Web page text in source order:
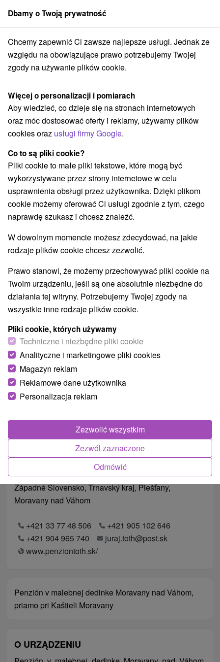
członek grupySorger
kraj Moravany nad Váhom Penzión Tóth Moravany nad Váhom
Penzión Tóth Moravany nad Váhom
Moravany nad Váhom
REZERWACJA I WYBÓR OFERTY
Skontaktuj się bezpośrednio z właścicielem.
Przejdź do lokalizacji
O URZĄDZENIA SPRZĘT
Lokalizacja
Západné Slovensko, Trnavský kraj, Piešťany,
Moravany nad Váhom
+421 33 77 48 506
+421 905 102 646
+421 904 965 740
juraj.toth@post.sk
www.penziontoth.sk/
Penzión v malebnej dedinke Moravany nad Váhom,
priamo pri Kaštieli Moravany
O URZĄDZENIU
Dbamy o Twoją prywatność
Chcemy zapewnić Ci zawsze najlepsze usługi. Jednak ze
względu na obowiązujące prawo potrzebujemy Twojej
zgody na używanie plików cookie.
Więcej o personalizacji i pomiarach
Aby wiedzieć, co dzieje się na stronach internetowych
oraz móc dostosować oferty i reklamy, używamy plików
cookies oraz usługi firmy Google.
Co to są pliki cookie?
Pliki cookie to małe pliki tekstowe, które mogą być
wykorzystywane przez strony internetowe w celu
usprawnienia obsługi przez użytkownika. Dzięki plikom
cookie możemy oferować Ci usługi zgodnie z tym, czego
naprawdę szukasz i chcesz znaleźć.
W dowolnym momencie możesz zdecydować, na jakie
rodzaje plików cookie chcesz zezwolić.
Prawo stanowi, że możemy przechowywać pliki cookie na
Twoim urządzeniu, jeśli są one absolutnie niezbędne do
działania tej witryny. Potrzebujemy Twojej zgody na
wszystkie inne rodzaje plików cookie.
Pliki cookie, których używamy
Techniczne i niezbędne pliki cookie
Analityczne i marketingowe pliki cookies
Magazyn reklam
Reklamowe dane użytkownika
Personalizacja reklam
Odmówić
Zezwól zaznaczone
Zezwolić wszystkim